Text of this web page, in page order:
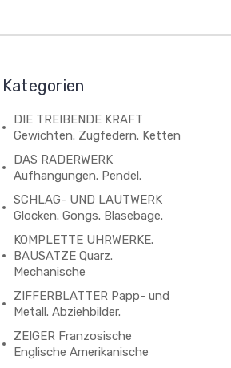
Kategorien
DIE TREIBENDE KRAFT
Gewichten. Zugfedern. Ketten
DAS RADERWERK
Aufhangungen. Pendel.
SCHLAG- UND LAUTWERK
Glocken. Gongs. Blasebage.
KOMPLETTE UHRWERKE.
BAUSATZE Quarz.
Mechanische
ZIFFERBLATTER Papp- und
Metall. Abziehbilder.
ZEIGER Franzosische
Englische Amerikanische